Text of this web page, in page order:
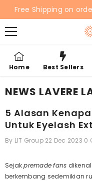
SKIP TO CONTENT
Free Shipping on
Home Best Sellers
NEWS LAVERE
5 Alasan
Untuk Eyelash
By LIT Group 22 Dec 2023 0
Sejakpremadefans
berkembang sedemikian